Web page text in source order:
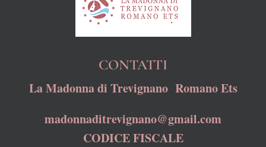
CONTATTI
La Madonna di Trevignano Romano Ets
madonnaditrevignano@gmail.com
CODICE FISCALE